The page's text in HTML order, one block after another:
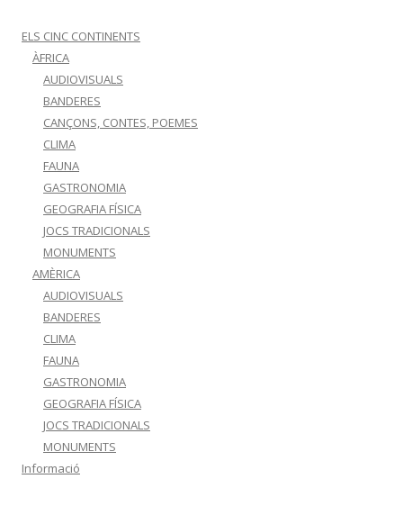
ELS CINC CONTINENTS
ÀFRICA
AUDIOVISUALS
BANDERES
CANÇONS, CONTES, POEMES
CLIMA
FAUNA
GASTRONOMIA
GEOGRAFIA FÍSICA
JOCS TRADICIONALS
MONUMENTS
AMÈRICA
AUDIOVISUALS
BANDERES
CLIMA
FAUNA
GASTRONOMIA
GEOGRAFIA FÍSICA
JOCS TRADICIONALS
MONUMENTS
Informació